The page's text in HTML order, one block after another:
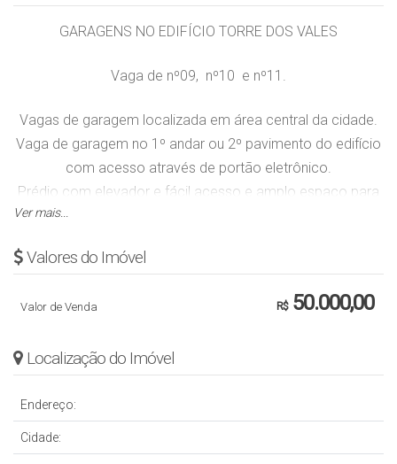
GARAGENS NO EDIFÍCIO TORRE DOS VALES
Vaga de nº09, nº10 e nº11.
Vagas de garagem localizada em área central da cidade.
Vaga de garagem no 1º andar ou 2º pavimento do edifício
com acesso através de portão eletrônico.
Prédio com elevador e fácil acesso e amplo espaço para
Obs.: Valor sujeito a alteração sem aviso prévio.
Ver mais...
Valores do Imóvel
R$50.000,00
Valor de Venda
Localização do Imóvel
Endereço:
Cidade: